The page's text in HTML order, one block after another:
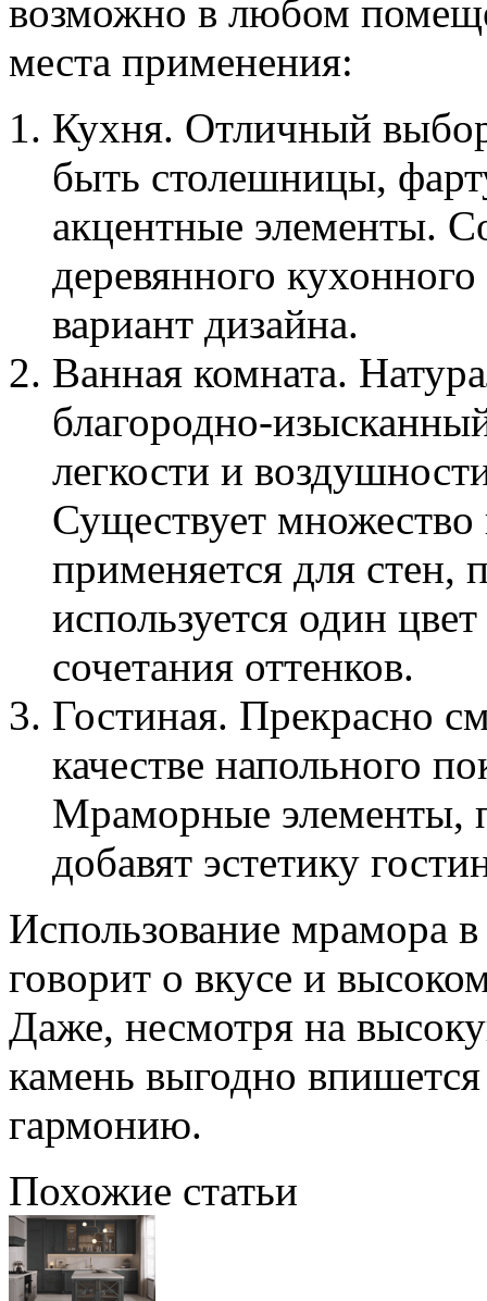
возможно в любом
места применения:
Кухня. Отличный
быть столешницы,
акцентные элементы.
деревянного
вариант дизайна.
Ванная комната.
благородно-
легкости и
Существует множество
применяется для стен,
используется один
сочетания оттенков.
Гостиная. Прекрасно
качестве напольного
Мраморные элементы,
добавят эстетику
Использование мрамора в
говорит о вкусе и
Даже, несмотря на
камень выгодно
гармонию.
Похожие статьи